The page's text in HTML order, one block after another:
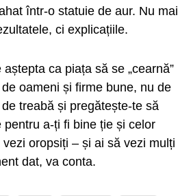
într-o statuie de aur. Nu mai
ci explicațiile.
ca piața să se „cearnă”
oameni și firme bune, nu de
treabă și pregătește-te să
a-ți fi bine ție și celor
oropsiți – și ai să vezi mulți
dat, va conta.